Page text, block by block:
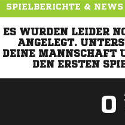
SPIELBERICHTE & NEWS
ES WURDEN LEIDER
ANGELEGT.
DEINE MANNSCHAFT
DEN ERSTEN
0